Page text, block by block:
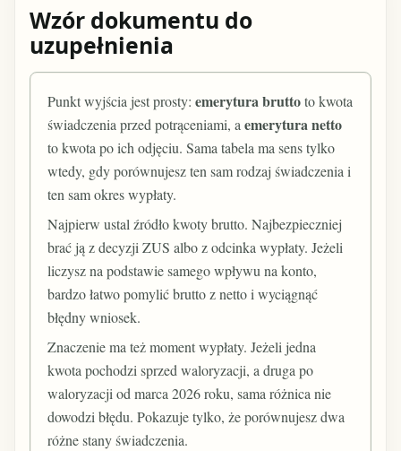
Wzór dokumentu do
uzupełnienia
Punkt wyjścia jest prosty:emerytura bruttoto kwota
świadczenia przed potrąceniami, aemerytura netto
to kwota po ich odjęciu. Sama tabela ma sens tylko
wtedy, gdy porównujesz ten sam rodzaj świadczenia i
ten sam okres wypłaty.
Najpierw ustal źródło kwoty brutto. Najbezpieczniej
brać ją z decyzji ZUS albo z odcinka wypłaty. Jeżeli
liczysz na podstawie samego wpływu na konto,
bardzo łatwo pomylić brutto z netto i wyciągnąć
błędny wniosek.
Znaczenie ma też moment wypłaty. Jeżeli jedna
kwota pochodzi sprzed waloryzacji, a druga po
waloryzacji od marca 2026 roku, sama różnica nie
dowodzi błędu. Pokazuje tylko, że porównujesz dwa
różne stany świadczenia.